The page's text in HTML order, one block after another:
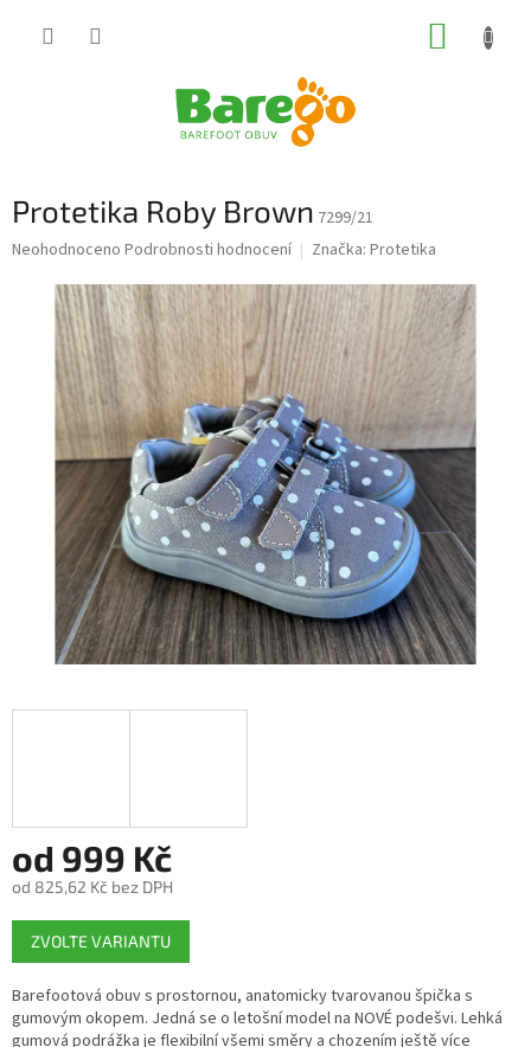
Protetika Roby Brown 7299/21
Průměrné
produktu
hvězdiček.
Neohodnoceno Podrobnosti hodnocení Značka: Protetika
od 999 Kč
od 825,62 Kč bez DPH
Měrná
cena:
ZVOLTE VARIANTU
Barefootová obuv s prostornou, anatomicky tvarovanou špička s
gumovým okopem. Jedná se o letošní model na NOVÉ podešvi. Lehká
gumová podrážka je flexibilní všemi směry a chozením ještě více